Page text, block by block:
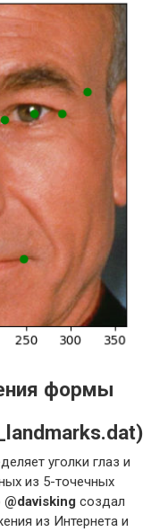
формы
уголки глаз и
из 5-точечных
@davisking создал
из Интернета и